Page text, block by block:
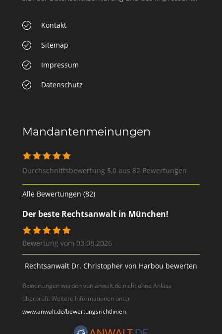
Kontakt
Sitemap
Impressum
Datenschutz
Mandantenmeinungen
Durchschnittsbewertung 5,0 aus 82 Bewertungen
Alle Bewertungen (82)
Der beste Rechtsanwalt in München!
Bewertung vom 03.08.2026
Rechtsanwalt Dr. Christopher von Harbou bewerten
Bewertungen werden von anwalt.de nicht ohne Anlass
überprüft. Weitere Informationen unter
www.anwalt.de/bewertungsrichtlinien.